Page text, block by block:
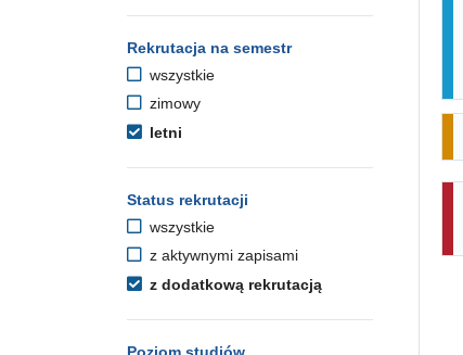
Rekrutacja na semestr
wszystkie
zimowy
letni
Status rekrutacji
wszystkie
z aktywnymi zapisami
z dodatkową rekrutacją